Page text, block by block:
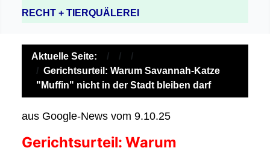
RECHT + TIERQUÄLEREI
Aktuelle Seite:
Gerichtsurteil: Warum Savannah-Katze
"Muffin" nicht in der Stadt bleiben darf
aus Google-News vom 9.10.25
Gerichtsurteil: Warum